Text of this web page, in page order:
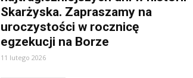
Skarżyska. Zapraszamy na
uroczystości w rocznicę
egzekucji na Borze
11 lutego 2026